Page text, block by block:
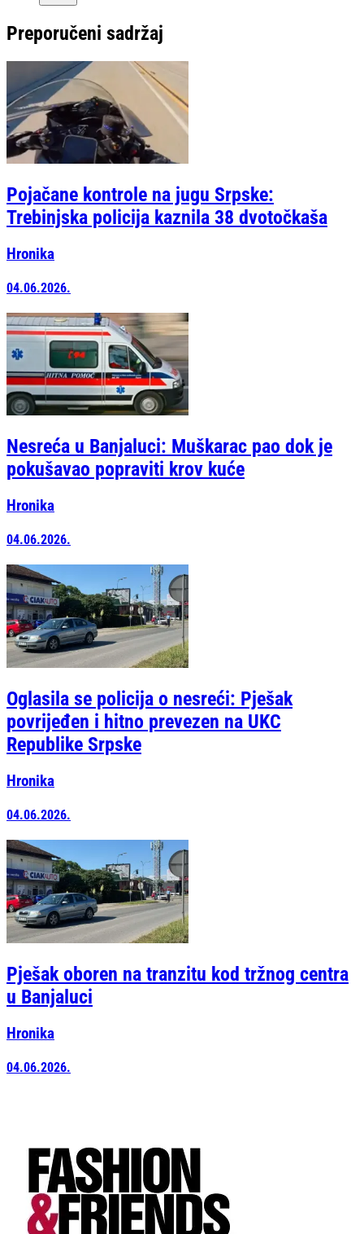
Preporučeni sadržaj
Pojačane kontrole na jugu Srpske:
Trebinjska policija kaznila 38 dvotočkaša
Hronika
04.06.2026.
Nesreća u Banjaluci: Muškarac pao dok je
pokušavao popraviti krov kuće
Hronika
04.06.2026.
Oglasila se policija o nesreći: Pješak
povrijeđen i hitno prevezen na UKC
Republike Srpske
Hronika
04.06.2026.
Pješak oboren na tranzitu kod tržnog centra
u Banjaluci
Hronika
04.06.2026.